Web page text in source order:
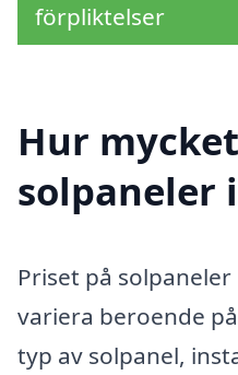
förpliktelser
Hur
solpaneler
Priset på
variera beroende
typ av solpanel,